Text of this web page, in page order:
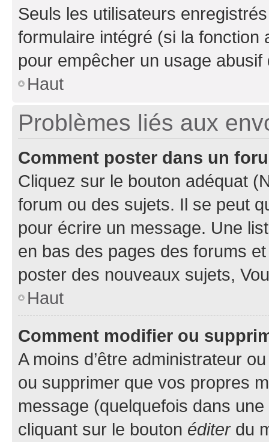
Seuls les utilisateurs
formulaire intégré (si la fonction
pour empêcher un usage
Haut
Problèmes liés aux
Comment poster dans un
Cliquez sur le bouton adéquat
forum ou des sujets. Il se peut
pour écrire un message. Une
en bas des pages des forums
poster des nouveaux sujets,
Haut
Comment modifier ou
A moins d’être administrateur
ou supprimer que vos propres
message (quelquefois dans
cliquant sur le bouton éditerdu